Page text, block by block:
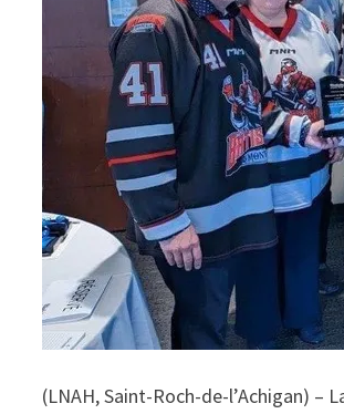
(LNAH, Saint-Roch-de-l’Achigan)